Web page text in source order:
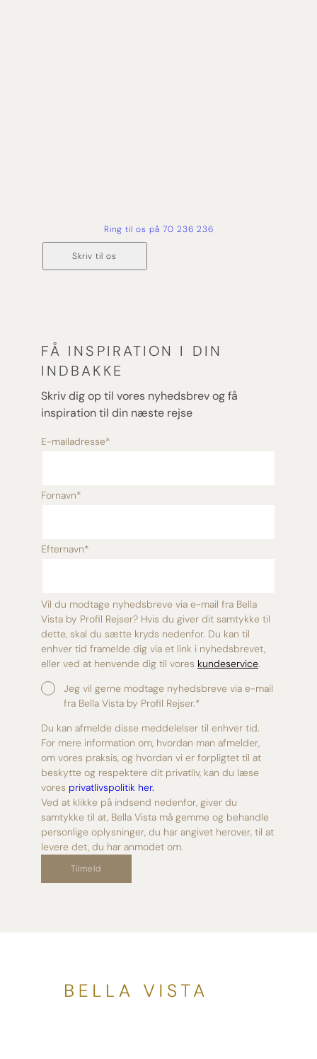
Ring til os på 70 236 236
Skriv til os
FÅ INSPIRATION I DIN
INDBAKKE
Skriv dig op til vores nyhedsbrev og få
inspiration til din næste rejse
E-mailadresse*
Fornavn*
Efternavn*
Vil du modtage nyhedsbreve via e-mail fra Bella
Vista by Profil Rejser? Hvis du giver dit samtykke til
dette, skal du sætte kryds nedenfor. Du kan til
enhver tid framelde dig via et link i nyhedsbrevet,
eller ved at henvende dig til vores kundeservice.
Jeg vil gerne modtage nyhedsbreve via e-mail
fra Bella Vista by Profil Rejser.*
Du kan afmelde disse meddelelser til enhver tid.
For mere information om, hvordan man afmelder,
om vores praksis, og hvordan vi er forpligtet til at
beskytte og respektere dit privatliv, kan du læse
vores privatlivspolitik her.
Ved at klikke på indsend nedenfor, giver du
samtykke til at, Bella Vista må gemme og behandle
personlige oplysninger, du har angivet herover, til at
levere det, du har anmodet om.